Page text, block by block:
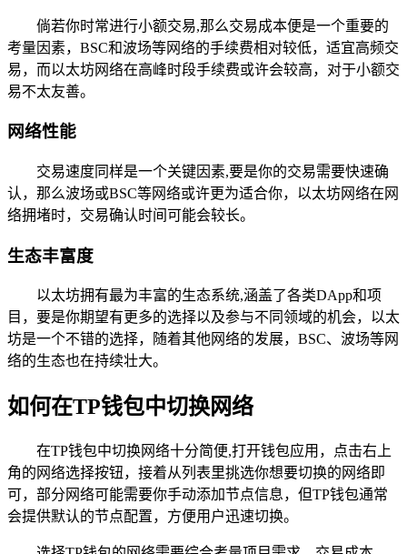
倘若你时常进行小额交易,那么交易成本便是一个重要的
考量因素，BSC和波场等网络的手续费相对较低，适宜高频交
易，而以太坊网络在高峰时段手续费或许会较高，对于小额交
易不太友善。
网络性能
交易速度同样是一个关键因素,要是你的交易需要快速确
认，那么波场或BSC等网络或许更为适合你，以太坊网络在网
络拥堵时，交易确认时间可能会较长。
生态丰富度
以太坊拥有最为丰富的生态系统,涵盖了各类DApp和项
目，要是你期望有更多的选择以及参与不同领域的机会，以太
坊是一个不错的选择，随着其他网络的发展，BSC、波场等网
络的生态也在持续壮大。
如何在TP钱包中切换网络
在TP钱包中切换网络十分简便,打开钱包应用，点击右上
角的网络选择按钮，接着从列表里挑选你想要切换的网络即
可，部分网络可能需要你手动添加节点信息，但TP钱包通常
会提供默认的节点配置，方便用户迅速切换。